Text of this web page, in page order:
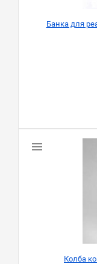
Банка для
Колба